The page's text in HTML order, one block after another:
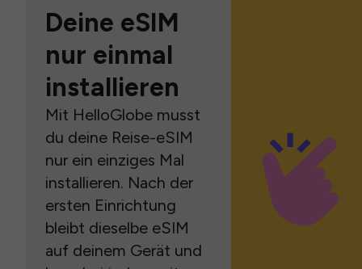
Deine eSIM
nur einmal
installieren
Mit HelloGlobe musst
du deine Reise-eSIM
nur ein einziges Mal
installieren. Nach der
ersten Einrichtung
bleibt dieselbe eSIM
auf deinem Gerät und